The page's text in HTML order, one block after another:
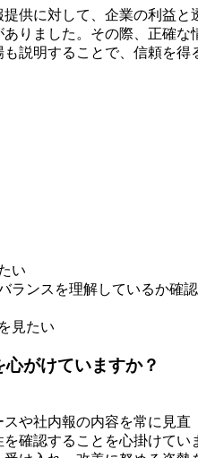
供に対して、企業の利益と
りました。その際、正確な
説明することで、信頼を得
い
ランスを理解しているか確認
見たい
がけていますか？
や社内報の内容を常に見直
確認することを心掛けてい